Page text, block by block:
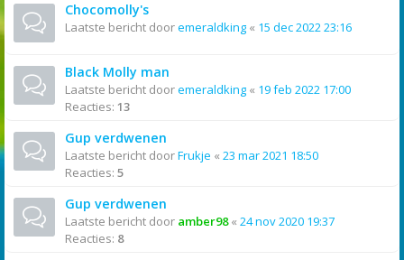
Chocomolly's
Laatste bericht dooremeraldking « 15 dec 2022 23:16
Black Molly man
Laatste bericht dooremeraldking « 19 feb 2022 17:00
Reacties: 13
Gup verdwenen
Laatste bericht doorFrukje « 23 mar 2021 18:50
Reacties: 5
Gup verdwenen
Laatste bericht door amber98« 24 nov 2020 19:37
Reacties: 8